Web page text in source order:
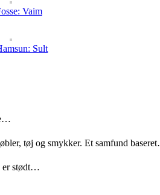
Vaim
Sult
tøj og smykker. Et samfund
er stødt…